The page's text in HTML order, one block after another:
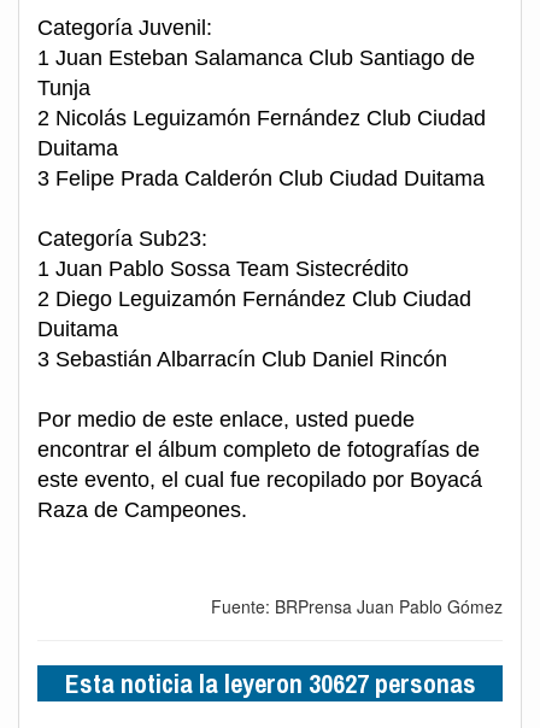
Categoría Juvenil:
1 Juan Esteban Salamanca Club Santiago de
Tunja
2 Nicolás Leguizamón Fernández Club Ciudad
Duitama
3 Felipe Prada Calderón Club Ciudad Duitama
Categoría Sub23:
1 Juan Pablo Sossa Team Sistecrédito
2 Diego Leguizamón Fernández Club Ciudad
Duitama
3 Sebastián Albarracín Club Daniel Rincón
Por medio de este enlace, usted puede
encontrar el álbum completo de fotografías de
este evento, el cual fue recopilado por Boyacá
Raza de Campeones.
Fuente: BRPrensa Juan Pablo Gómez
Esta noticia la leyeron 30627 personas